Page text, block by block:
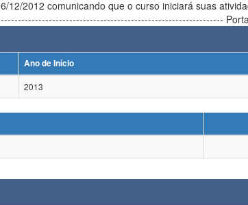
que o curso iniciará suas atividades letivas em março de 2013.
Ano de Início
2013